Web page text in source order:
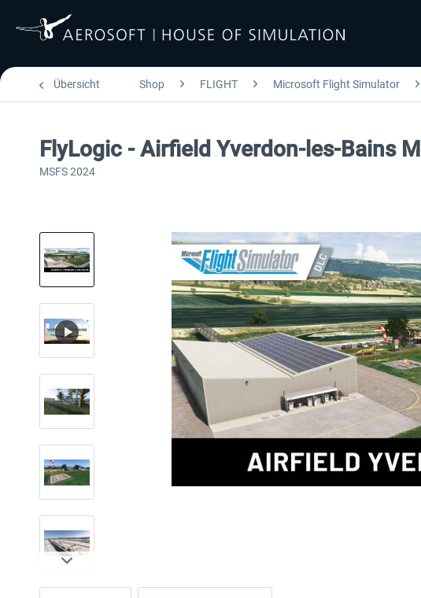
Übersicht Shop FLIGHT Microsoft Flight Simulator
FlyLogic - Airfield Yverdon-les-Bains
MSFS 2024